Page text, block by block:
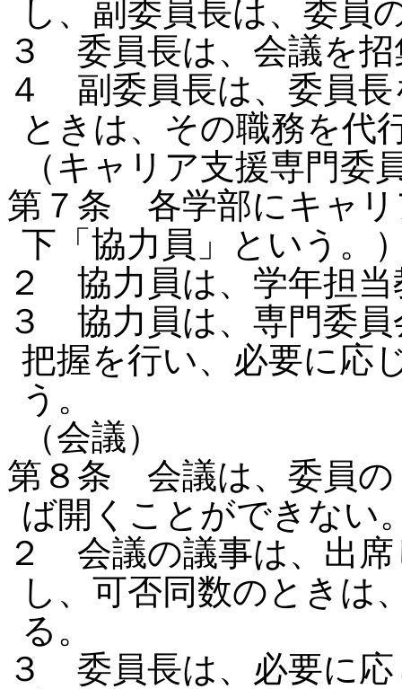
し、副委員長は、委員
３ 委員長は、会議を
４ 副委員長は、委員長
ときは、その職務を代
（キャリア支援専門委
第７条 各学部にキャリ
下「協力員」という。
２ 協力員は、学年担
３ 協力員は、専門委員
把握を行い、必要に応
う。
（会議）
第８条 会議は、委員の
ば開くことができな
２ 会議の議事は、出
し、可否同数のときは
る。
３ 委員長は、必要に応